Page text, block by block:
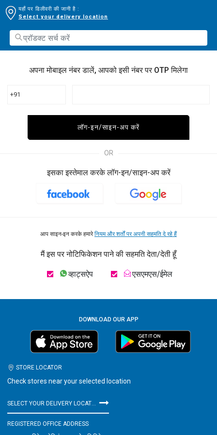
यहाँ पर डिलीवरी की जानी है :
Select your delivery location
अपना मोबाइल नंबर डालें, आपको इसी नंबर पर OTP मिलेगा
+91
लॉग-इन/साइन-अप करें
OR
इसका इस्तेमाल करके लॉग-इन/साइन-अप करें
आप साइन-इन करके हमारेनियम और शर्तों पर अपनी सहमति दे रहे हैं
मैं इस पर नोटिफिकेशन पाने की सहमति देता/देती हूँ
व्हाट्सऐप एसएमएस/ईमेल
DOWNLOAD OUR APP
STORE LOCATOR
Check stores near your selected location
SELECT YOUR DELIVERY LOCATION
REGISTERED OFFICE ADDRESS